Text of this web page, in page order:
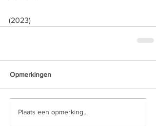
(2023)
Opmerkingen
Plaats een opmerking...